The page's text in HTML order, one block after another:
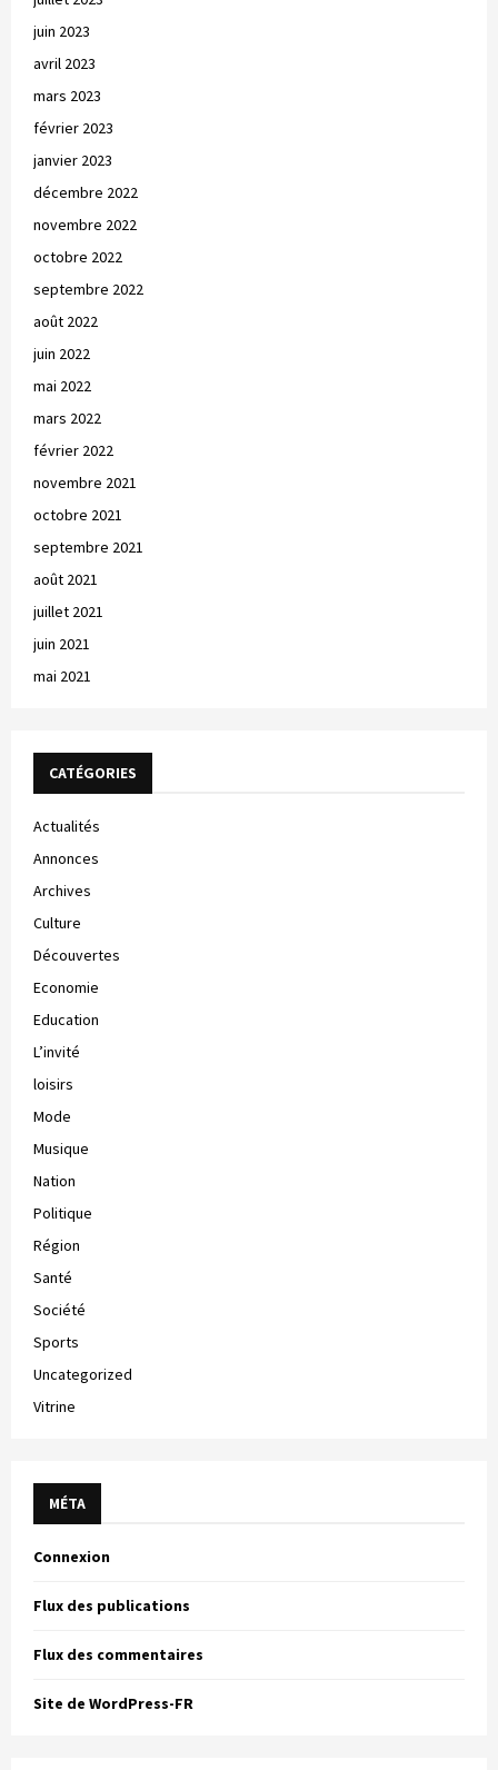
juin 2023
avril 2023
mars 2023
février 2023
janvier 2023
décembre 2022
novembre 2022
octobre 2022
septembre 2022
août 2022
juin 2022
mai 2022
mars 2022
février 2022
novembre 2021
octobre 2021
septembre 2021
août 2021
juillet 2021
juin 2021
mai 2021
CATÉGORIES
Actualités
Annonces
Archives
Culture
Découvertes
Economie
Education
L’invité
loisirs
Mode
Musique
Nation
Politique
Région
Santé
Société
Sports
Uncategorized
Vitrine
MÉTA
Connexion
Flux des publications
Flux des commentaires
Site de WordPress-FR